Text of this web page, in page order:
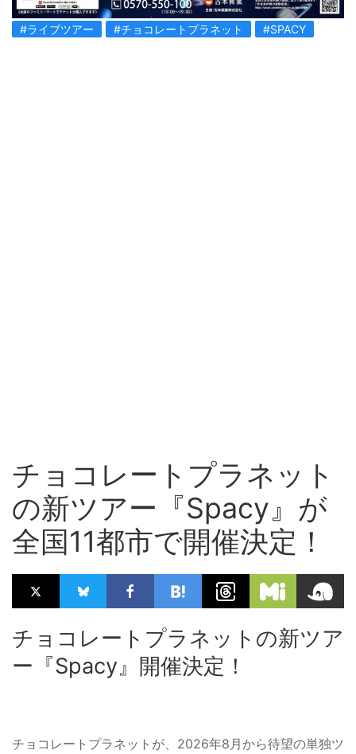
#ライブツアー #チョコレートプラネット #SPACY
チョコレートプラネット
の新ツアー『Spacy』が
全国11都市で開催決定！
チョコレートプラネットの新ツア
ー『Spacy』開催決定！
チョコレートプラネットが、2026年8月から待望の単独ツ